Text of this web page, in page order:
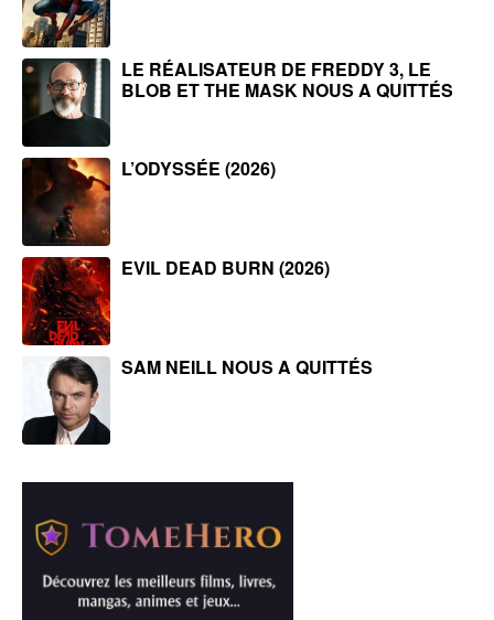
LE RÉALISATEUR DE FREDDY 3, LE
BLOB ET THE MASK NOUS A QUITTÉS
L’ODYSSÉE (2026)
EVIL DEAD BURN (2026)
SAM NEILL NOUS A QUITTÉS